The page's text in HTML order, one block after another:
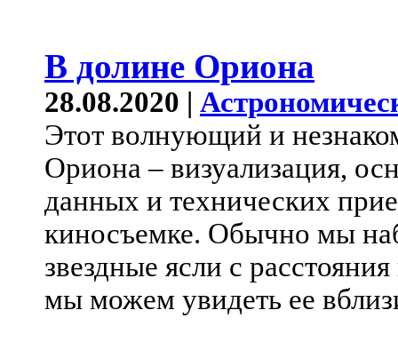
В долине Ориона
28.08.2020 |
Этот волнующий и
Ориона – визуализация,
данных и технических
киносъемке. Обычно мы
звездные ясли с
мы можем увидеть ее